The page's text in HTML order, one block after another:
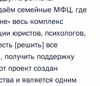
семейные МФЦ, где
весь комплекс
юристов, психологов,
[решить] все
получить поддержку
проект создан
и является одним